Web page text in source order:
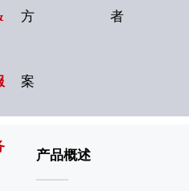
方
案
者
产品概述